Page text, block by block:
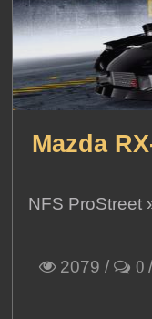
Mazda
NFS ProStreet
2079 / 0